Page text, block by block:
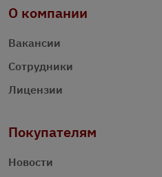
О компании
Вакансии
Сотрудники
Лицензии
Покупателям
Новости